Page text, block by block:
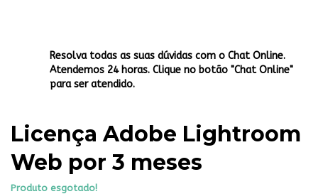
Resolva todas as suas dúvidas com o Chat Online.
Atendemos 24 horas. Clique no botão "Chat Online"
para ser atendido.
Licença Adobe Lightroom
Web por 3 meses
Produto esgotado!